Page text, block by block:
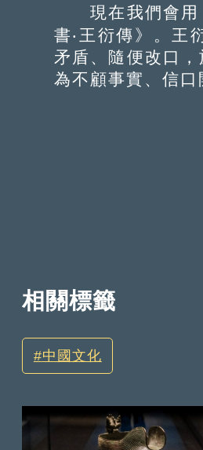
現在我們會用「
書‧王衍傳》。王
矛盾、隨便改口
為不顧事實、信口
相關標籤
中國文化